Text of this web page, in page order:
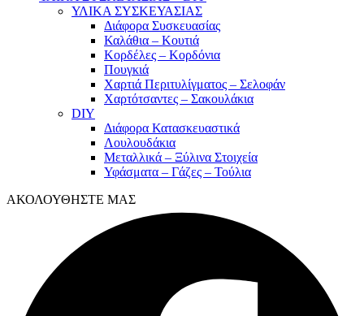
ΥΛΙΚΑ ΣΥΣΚΕΥΑΣΙΑΣ
Διάφορα Συσκευασίας
Καλάθια – Κουτιά
Κορδέλες – Κορδόνια
Πουγκιά
Χαρτιά Περιτυλίγματος – Σελοφάν
Χαρτότσαντες – Σακουλάκια
DIY
Διάφορα Κατασκευαστικά
Λουλουδάκια
Μεταλλικά – Ξύλινα Στοιχεία
Υφάσματα – Γάζες – Τούλια
ΑΚΟΛΟΥΘΗΣΤΕ ΜΑΣ